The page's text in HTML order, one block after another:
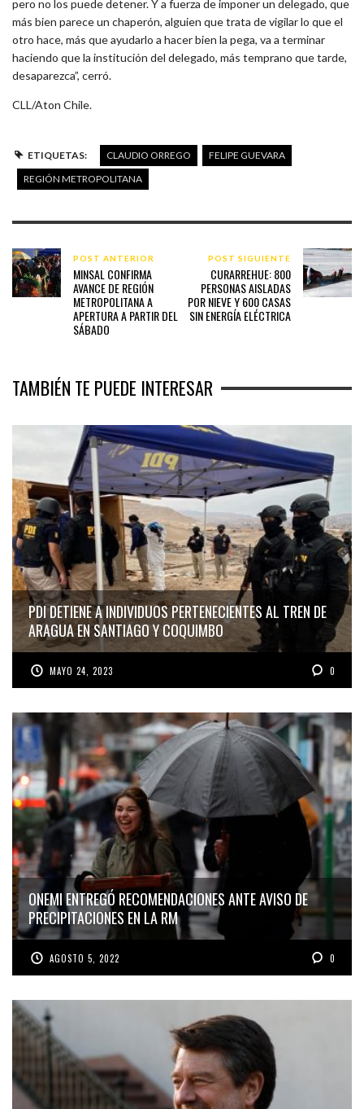
pero no los puede detener. Y a fuerza de imponer un delegado, que
más bien parece un chaperón, alguien que trata de vigilar lo que el
otro hace, más que ayudarlo a hacer bien la pega, va a terminar
haciendo que la institución del delegado, más temprano que tarde,
desaparezca”, cerró.
CLL/Aton Chile.
ETIQUETAS: CLAUDIO ORREGO
FELIPE GUEVARA
REGIÓN METROPOLITANA
POST ANTERIOR
MINSAL CONFIRMA
AVANCE DE REGIÓN
METROPOLITANA A
APERTURA A PARTIR DEL
SÁBADO
POST SIGUIENTE
CURARREHUE: 800
PERSONAS AISLADAS
POR NIEVE Y 600 CASAS
SIN ENERGÍA ELÉCTRICA
TAMBIÉN TE PUEDE INTERESAR
PDI DETIENE A INDIVIDUOS PERTENECIENTES AL TREN DE
ARAGUA EN SANTIAGO Y COQUIMBO
MAYO 24, 2023 0
ONEMI ENTREGÓ RECOMENDACIONES ANTE AVISO DE
PRECIPITACIONES EN LA RM
AGOSTO 5, 2022 0